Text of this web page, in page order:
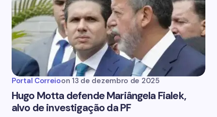
Portal Correioon 13 de dezembro de 2025
Hugo Motta defende Mariângela Fialek,
alvo de investigação da PF